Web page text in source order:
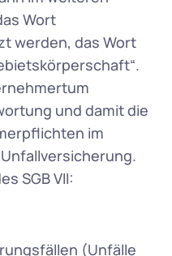
Wort
werden, das Wort
und damit die
im
SGB VII:
(Unfälle